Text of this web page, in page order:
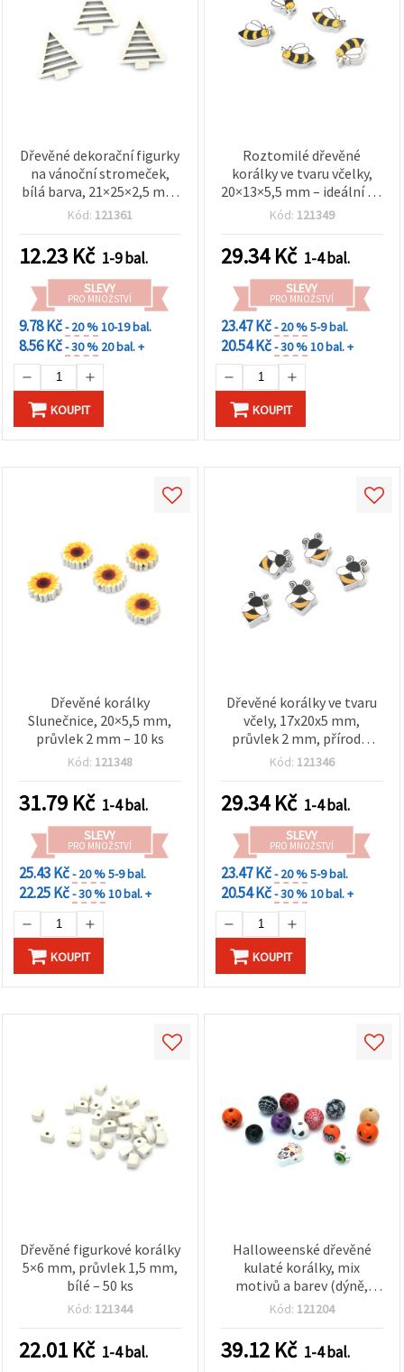
Dřevěné dekorační figurky
na vánoční stromeček,
bílá barva, 21×25×2,5 mm
– 10 ks
Kód: 121361
12.23 Kč 1-9 bal.
SLEVY
PRO MNOŽSTVÍ
9.78 Kč- 20 %10-19 bal.
8.56 Kč- 30 % 20 bal. +
KOUPIT
Roztomilé dřevěné
korálky ve tvaru včelky,
20×13×5,5 mm – ideální na
šperky, kreativní tvoření a
ks
Kód: 121349
29.34Kč 1-4 bal.
SLEVY
PRO MNOŽSTVÍ
23.47 Kč- 20 %5-9 bal.
20.54 Kč- 30 %10 bal. +
KOUPIT
Dřevěné korálky
Slunečnice, 20×5,5 mm,
průvlek 2 mm – 10 ks
Kód: 121348
31.79 Kč 1-4 bal.
SLEVY
PRO MNOŽSTVÍ
25.43 Kč- 20 %5-9 bal.
22.25 Kč- 30 %10 bal. +
KOUPIT
Dřevěné korálky ve tvaru
včely, 17x20x5 mm,
průvlek 2 mm, přírodní
barva dřeva – 10 ks
Kód: 121346
29.34Kč 1-4 bal.
SLEVY
PRO MNOŽSTVÍ
23.47 Kč- 20 %5-9 bal.
20.54 Kč- 30 %10 bal. +
KOUPIT
Dřevěné figurkové korálky
5×6 mm, průvlek 1,5 mm,
bílé – 50 ks
Kód: 121344
22.01 Kč 1-4 bal.
Halloweenské dřevěné
kulaté korálky, mix
motivů a barev (dýně,
pavučina, strašidelné
mm, otvor 4 mm – 10 ks
Kód: 121204
39.12 Kč 1-4 bal.